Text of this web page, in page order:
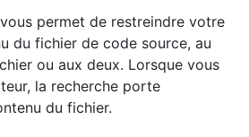
vous permet de restreindre votre
du fichier de code source, au
ou aux deux. Lorsque vous
la recherche porte
du fichier.